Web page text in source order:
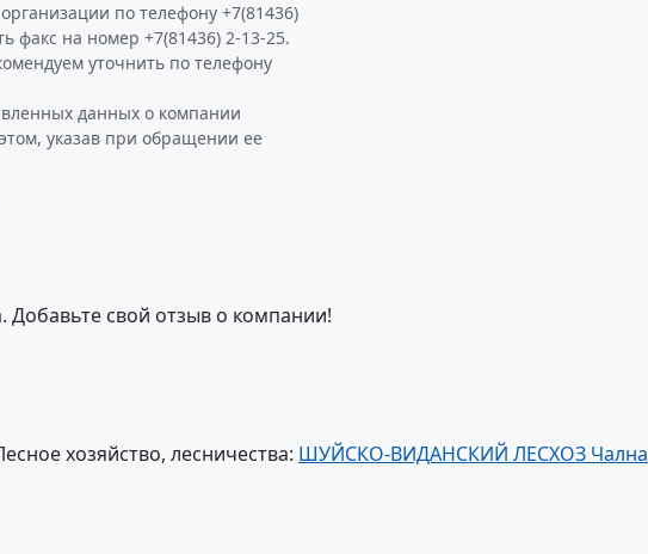
по телефону +7(81436)
факс на номер +7(81436) 2-13-25.
уточнить по телефону
данных о компании
указав при обращении ее
Добавьте свой отзыв о компании!
хозяйство, лесничества: ШУЙСКО-ВИДАНСКИЙ ЛЕСХОЗ Чална